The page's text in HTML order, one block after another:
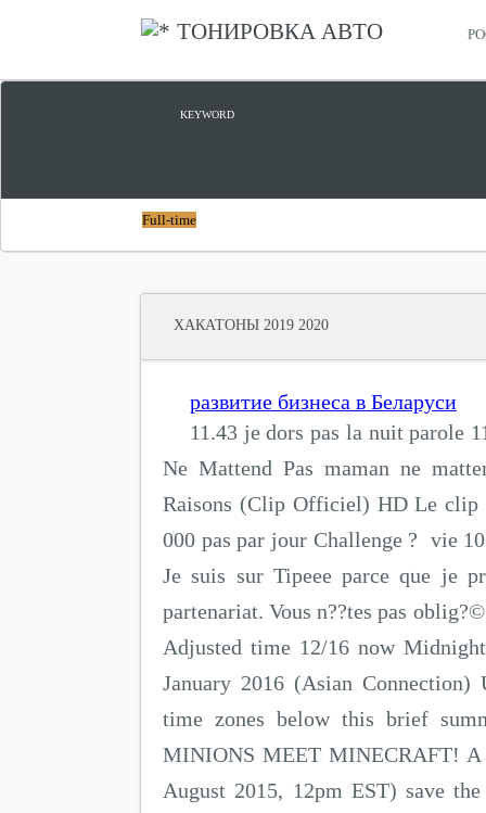
ТОНИРОВКА АВТО
KEYWORD
Full-time
ХАКАТОНЫ 2019 2020
развитие бизнеса в Беларуси
11.43 je dors pas la nuit parole
Ne Mattend Pas maman ne
Raisons (Clip Officiel) HD Le clip
000 pas par jour Challenge ? vie
Je suis sur Tipeee parce que je
partenariat. Vous n??tes pas
Adjusted time 12/16 now
January 2016 (Asian
time zones below this brief
MINIONS MEET MINECRAFT!
August 2015, 12pm EST) save